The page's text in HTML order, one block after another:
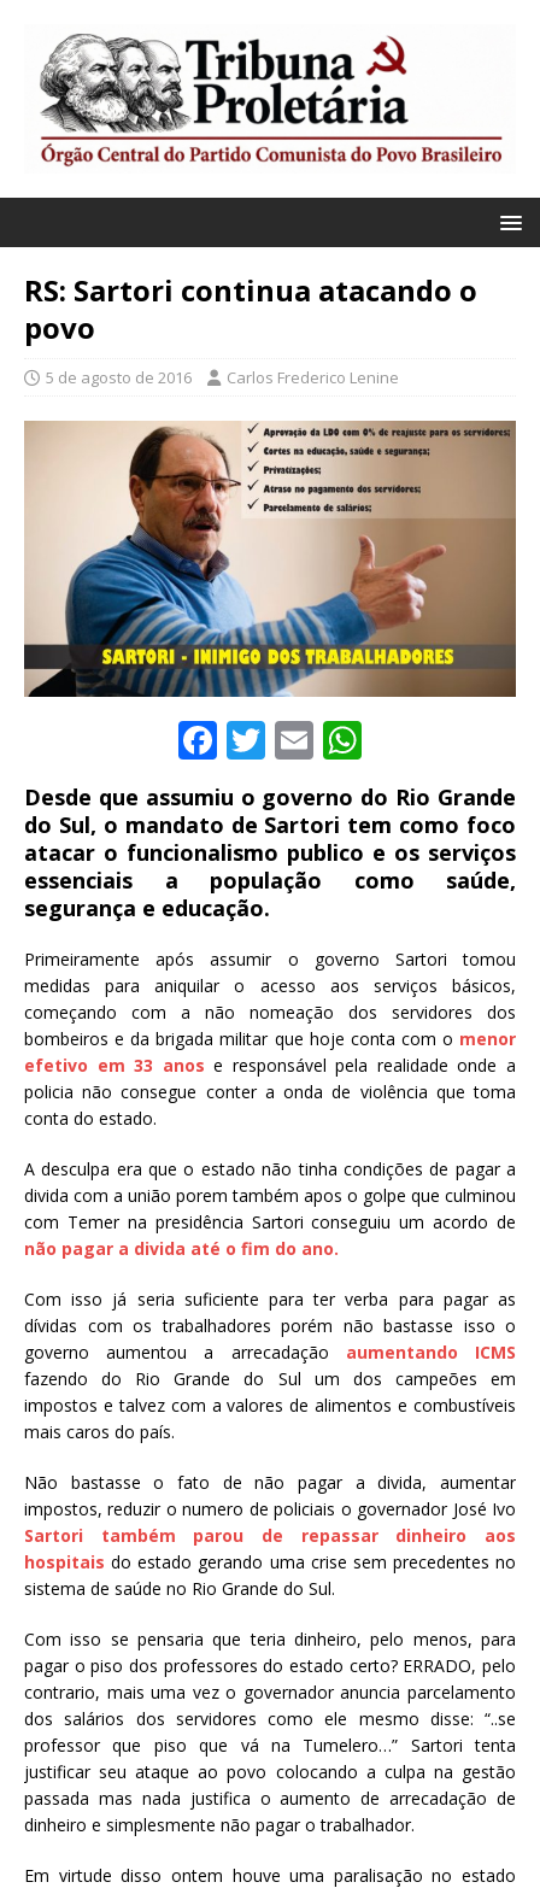
RS: Sartori continua atacando o
povo
5 de agosto de 2016 Carlos Frederico Lenine
F
c
e
b
o
o
k
T
it
te
r
E
ai
l
h
at
s
A
p
Desde que assumiu o governo do Rio Grande
do Sul, o mandato de Sartori tem como foco
atacar o funcionalismo publico e os serviços
essenciais a população como saúde,
segurança e educação.
Primeiramente após assumir o governo Sartori tomou
medidas para aniquilar o acesso aos serviços básicos,
começando com a não nomeação dos servidores dos
bombeiros e da brigada militar que hoje conta com o menor
efetivo em 33 anos e responsável pela realidade onde a
policia não consegue conter a onda de violência que toma
conta do estado.
A desculpa era que o estado não tinha condições de pagar a
divida com a união porem também apos o golpe que culminou
com Temer na presidência Sartori conseguiu um acordo de
não pagar a divida até o fim do ano.
Com isso já seria suficiente para ter verba para pagar as
dívidas com os trabalhadores porém não bastasse isso o
governo aumentou a arrecadação aumentando ICMS
fazendo do Rio Grande do Sul um dos campeões em
impostos e talvez com a valores de alimentos e combustíveis
mais caros do país.
Não bastasse o fato de não pagar a divida, aumentar
impostos, reduzir o numero de policiais o governador José Ivo
Sartori também parou de repassar dinheiro aos
hospitais do estado gerando uma crise sem precedentes no
sistema de saúde no Rio Grande do Sul.
Com isso se pensaria que teria dinheiro, pelo menos, para
pagar o piso dos professores do estado certo? ERRADO, pelo
contrario, mais uma vez o governador anuncia parcelamento
dos salários dos servidores como ele mesmo disse: “..se
professor que piso que vá na Tumelero…” Sartori tenta
justificar seu ataque ao povo colocando a culpa na gestão
passada mas nada justifica o aumento de arrecadação de
dinheiro e simplesmente não pagar o trabalhador.
Em virtude disso ontem houve uma paralisação no estado